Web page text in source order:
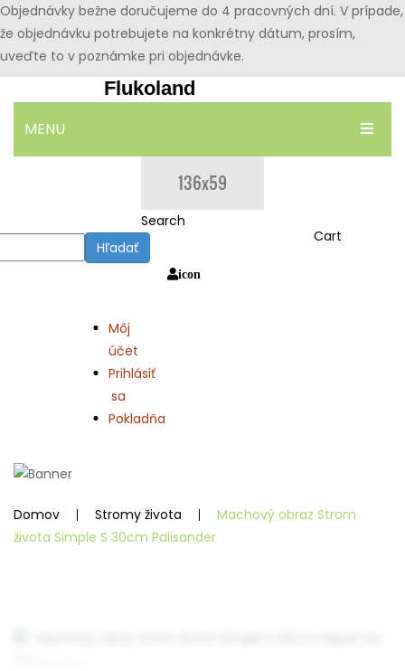
Objednávky bežne doručujeme do 4 pracovných dní. V prípade,
že objednávku potrebujete na konkrétny dátum, prosím,
uveďte to v poznámke pri objednávke.
Flukoland
MENU
Search
Hľadať
Cart
icon
Môj
účet
Prihlásiť
sa
Pokladňa
Domov Stromy života
Machový obraz Strom
života Simple S 30cm Palisander